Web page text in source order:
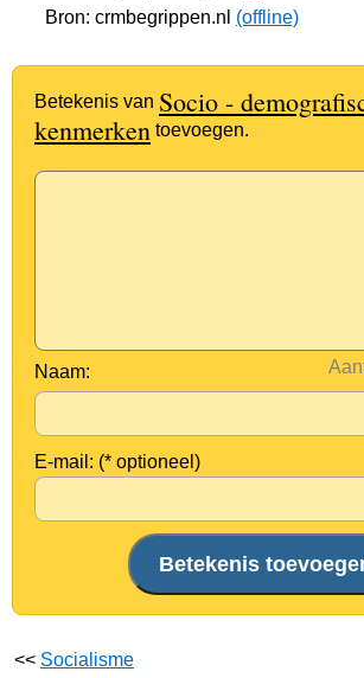
Bron: crmbegrippen.nl (offline)
Betekenis van Socio -
kenmerken toevoegen.
Naam:
E-mail: (* optioneel)
<< Socialisme